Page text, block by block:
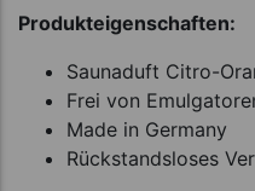
Produkteigenschaften:
Saunaduft Citro-
Frei von
Made in Germany
Rückstandsloses